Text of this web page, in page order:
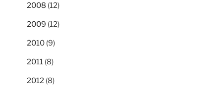
2008 (12)
2009 (12)
2010 (9)
2011 (8)
2012 (8)